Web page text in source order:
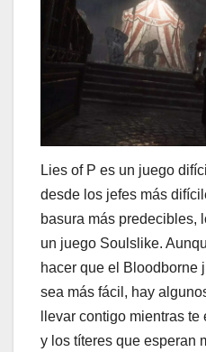
Lies of P es un juego
desde los jefes más
basura más predecibles,
un juego Soulslike.
hacer que el Bloodborne
sea más fácil, hay
llevar contigo mientras
y los títeres que esperan